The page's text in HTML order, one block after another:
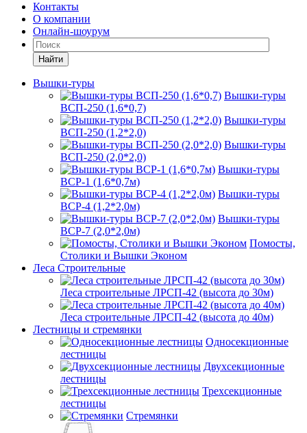
Контакты
О компании
Онлайн-шоурум
Найти
Вышки-туры
Вышки-туры
ВСП-250 (1,6*0,7)
Вышки-туры
ВСП-250 (1,2*2,0)
Вышки-туры
ВСП-250 (2,0*2,0)
Вышки-туры
ВСР-1 (1,6*0,7м)
Вышки-туры
ВСР-4 (1,2*2,0м)
Вышки-туры
ВСР-7 (2,0*2,0м)
Помосты,
Столики и Вышки Эконом
Леса Строительные
Леса строительные ЛРСП-42 (высота до 30м)
Леса строительные ЛРСП-42 (высота до 40м)
Лестницы и стремянки
Односекционные
лестницы
Двухсекционные
лестницы
Трехсекционные
лестницы
Стремянки